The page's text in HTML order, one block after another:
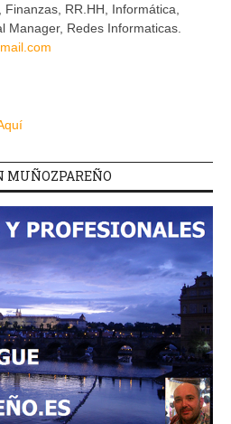
Finanzas, RR.HH, Informática,
Manager, Redes Informaticas.
MUÑOZPAREÑO